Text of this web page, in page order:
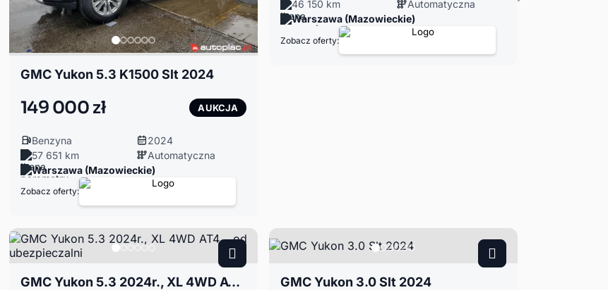
GMC Yukon 5.3 K1500 Slt 2024
149 000 zł AUKCJA
Benzyna
2024
57 651 km
Automatyczna
Warszawa (Mazowieckie)
Zobacz oferty:
46 150 km
Automatyczna
Warszawa (Mazowieckie)
Zobacz oferty:
GMC Yukon 5.3 2024r., XL 4WD AT4, , od ubezpieczalni GMC Yukon 3.0 Slt 2024